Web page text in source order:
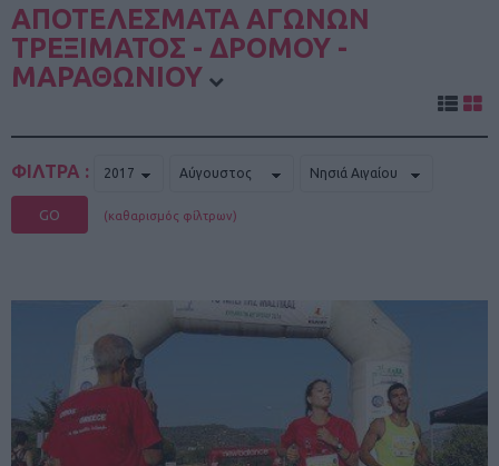
ΑΠΟΤΕΛΕΣΜΑΤΑ ΑΓΩΝΩΝ
ΤΡΕΞΙΜΑΤΟΣ - ΔΡΟΜΟΥ -
ΜΑΡΑΘΩΝΙΟΥ
ΦΙΛΤΡΑ :
GO (καθαρισμός φίλτρων)